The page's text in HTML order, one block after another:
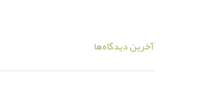
آخرین دیدگاه‌ها